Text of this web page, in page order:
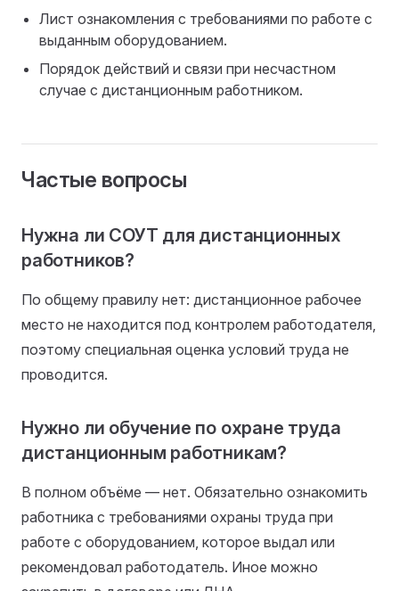
Лист ознакомления с требованиями по работе с
выданным оборудованием.
Порядок действий и связи при несчастном
случае с дистанционным работником.
Частые вопросы
Нужна ли СОУТ для дистанционных
работников?
По общему правилу нет: дистанционное рабочее
место не находится под контролем работодателя,
поэтому специальная оценка условий труда не
проводится.
Нужно ли обучение по охране труда
дистанционным работникам?
В полном объёме — нет. Обязательно ознакомить
работника с требованиями охраны труда при
работе с оборудованием, которое выдал или
рекомендовал работодатель. Иное можно